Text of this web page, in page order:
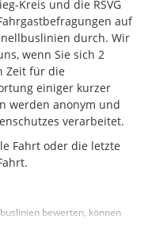
Kreis und die RSVG
auf
durch. Wir
wenn Sie sich 2
Zeit für die
einiger kurzer
werden anonym und
verarbeitet.
Fahrt oder die letzte
bewerten, können